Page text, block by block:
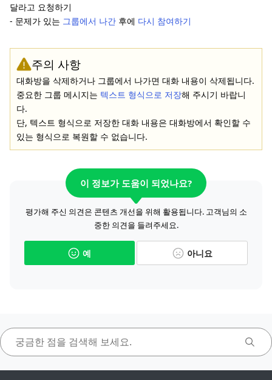
달라고 요청하기
- 문제가 있는 그룹에서 나간 후에 다시 참여하기
주의 사항
대화방을 삭제하거나 그룹에서 나가면 대화 내용이 삭제됩니다.
중요한 그룹 메시지는 텍스트 형식으로 저장해 주시기 바랍니
다.
단, 텍스트 형식으로 저장한 대화 내용은 대화방에서 확인할 수
있는 형식으로 복원할 수 없습니다.
이 정보가 도움이 되었나요?
평가해 주신 의견은 콘텐츠 개선을 위해 활용됩니다. 고객님의 소
중한 의견을 들려주세요.
예 아니요